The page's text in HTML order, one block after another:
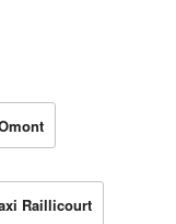
Raillicourt